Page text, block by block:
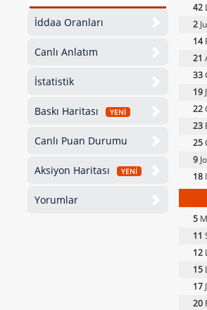
İddaa Oranları
Canlı Anlatım
İstatistik
Baskı Haritası YENİ
Canlı Puan Durumu
Aksiyon Haritası YENİ
Yorumlar
42
2
14
21
33
19
22
23
25
9
18
5
11
12
15
17
20